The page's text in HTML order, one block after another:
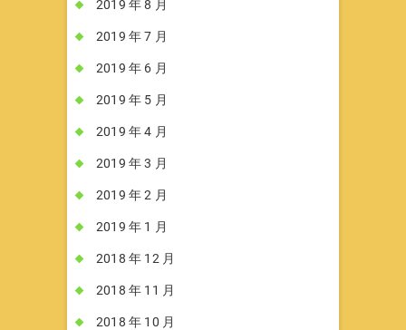
2019 年 8 月
2019 年 7 月
2019 年 6 月
2019 年 5 月
2019 年 4 月
2019 年 3 月
2019 年 2 月
2019 年 1 月
2018 年 12 月
2018 年 11 月
2018 年 10 月